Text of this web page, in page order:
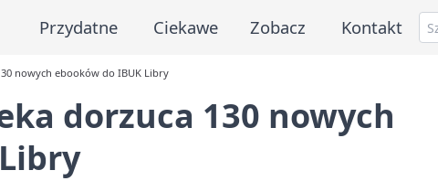
Przydatne Ciekawe Zobacz Kontakt
nowych ebooków do IBUK Libry
dorzuca 130 nowych